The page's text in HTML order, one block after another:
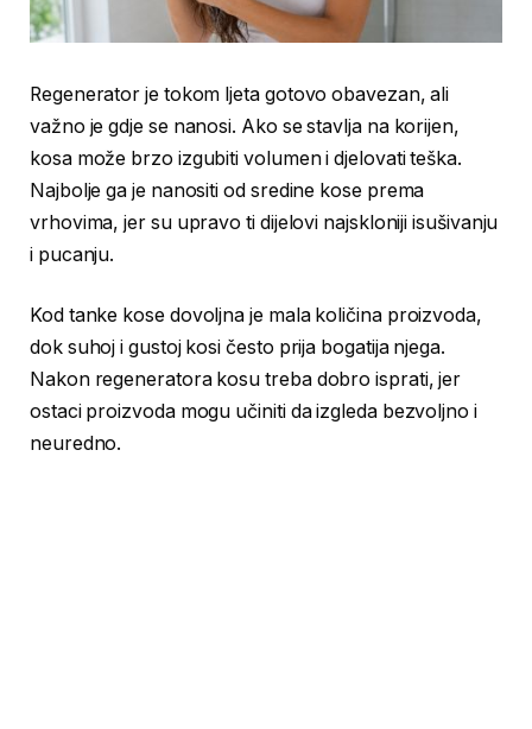
Regenerator je tokom ljeta gotovo obavezan, ali
važno je gdje se nanosi. Ako se stavlja na korijen,
kosa može brzo izgubiti volumen i djelovati teška.
Najbolje ga je nanositi od sredine kose prema
vrhovima, jer su upravo ti dijelovi najskloniji isušivanju
i pucanju.
Kod tanke kose dovoljna je mala količina proizvoda,
dok suhoj i gustoj kosi često prija bogatija njega.
Nakon regeneratora kosu treba dobro isprati, jer
ostaci proizvoda mogu učiniti da izgleda bezvoljno i
neuredno.